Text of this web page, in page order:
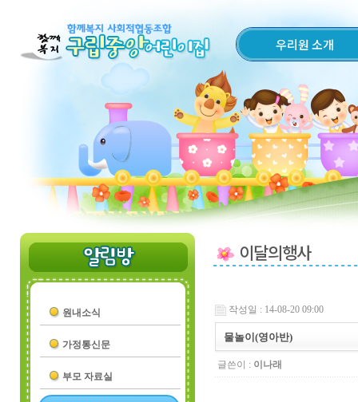
우리원 소개
원내소식
가정통신문
부모 자료실
이달의행사
작성일 : 14-08-20 09:00
물놀이(영아반)
글쓴이 : 이나래